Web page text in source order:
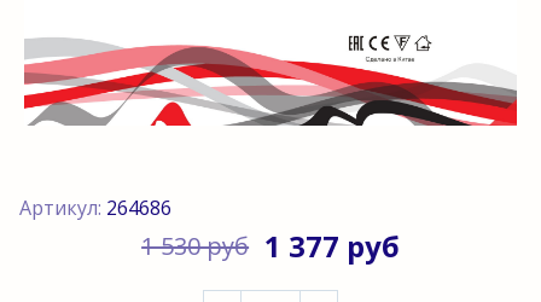
Артикул: 264686
1 530 руб 1 377 руб